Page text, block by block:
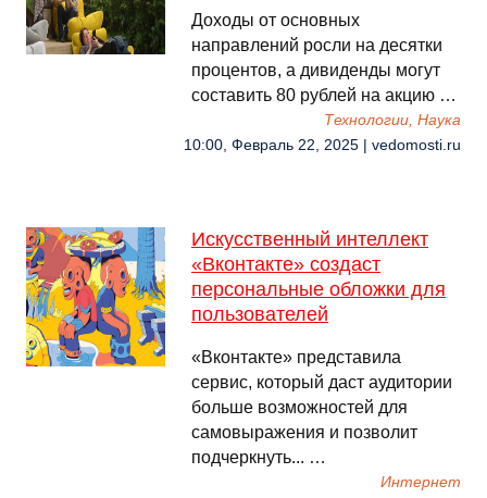
Доходы от основных
направлений росли на десятки
процентов, а дивиденды могут
составить 80 рублей на акцию …
Технологии, Наука
10:00, Февраль 22, 2025 | vedomosti.ru
Искусственный интеллект
«Вконтакте» создаст
персональные обложки для
пользователей
«Вконтакте» представила
сервис, который даст аудитории
больше возможностей для
самовыражения и позволит
подчеркнуть... …
Интернет